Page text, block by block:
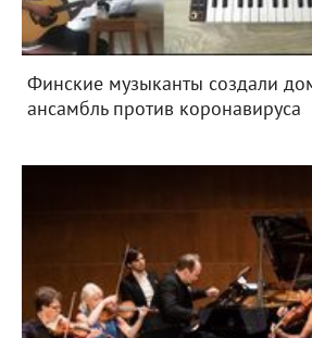
Финские музыканты создали
ансамбль против коронавируса